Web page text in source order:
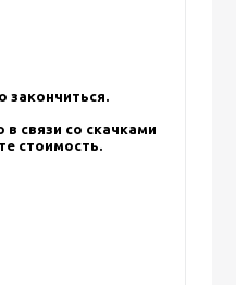
закончиться.
в связи со скачками
стоимость.